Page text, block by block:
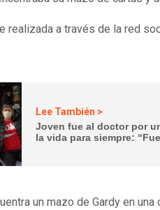
realizada a través de la red
Lee También >
Joven fue al doctor por
la vida para siempre:
un mazo de Gardy en una